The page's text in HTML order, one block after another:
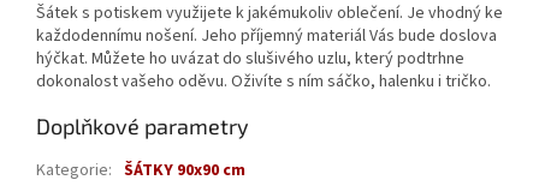
Šátek s potiskem využijete k jakémukoliv oblečení. Je vhodný ke
každodennímu nošení. Jeho příjemný materiál Vás bude doslova
hýčkat. Můžete ho uvázat do slušivého uzlu, který podtrhne
dokonalost vašeho oděvu. Oživíte s ním sáčko, halenku i tričko.
Doplňkové parametry
Kategorie: ŠÁTKY 90x90 cm